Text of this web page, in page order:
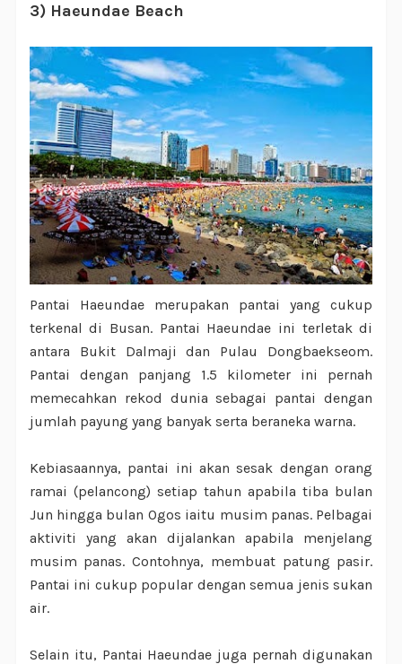
3) Haeundae Beach
Pantai Haeundae merupakan pantai yang cukup
terkenal di Busan. Pantai Haeundae ini terletak di
antara Bukit Dalmaji dan Pulau Dongbaekseom.
Pantai dengan panjang 1.5 kilometer ini pernah
memecahkan rekod dunia sebagai pantai dengan
jumlah payung yang banyak serta beraneka warna.
Kebiasaannya, pantai ini akan sesak dengan orang
ramai (pelancong) setiap tahun apabila tiba bulan
Jun hingga bulan Ogos iaitu musim panas. Pelbagai
aktiviti yang akan dijalankan apabila menjelang
musim panas. Contohnya, membuat patung pasir.
Pantai ini cukup popular dengan semua jenis sukan
air.
Selain itu, Pantai Haeundae juga pernah digunakan